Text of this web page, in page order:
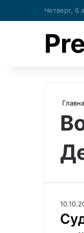
Четверг, 6